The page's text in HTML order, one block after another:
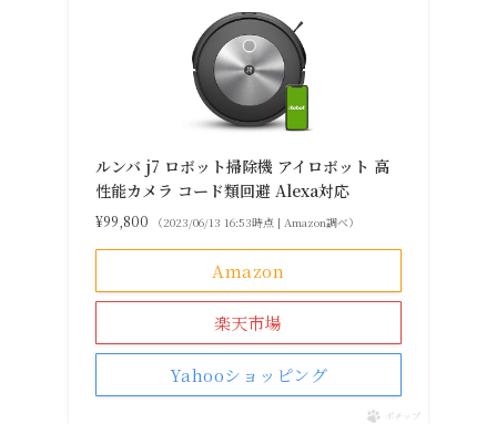
ルンバ j7 ロボット掃除機 アイロボット 高
性能カメラ コード類回避 Alexa対応
¥99,800 （2023/06/13 16:53時点 | Amazon調べ）
Amazon
楽天市場
Yahooショッピング
ポチップ